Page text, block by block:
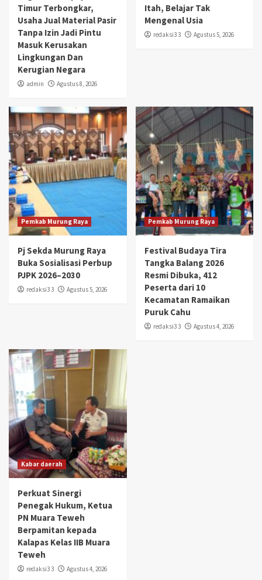
Timur Terbongkar,
Usaha Jual Material Pasir
Tanpa Izin Jadi Pintu
Masuk Kerusakan
Lingkungan Dan
Kerugian Negara
admin Agustus 8, 2026
Itah, Belajar Tak
Mengenal Usia
redaksi3 3 Agustus 5, 2026
Pemkab Murung Raya
Pj Sekda Murung Raya
Buka Sosialisasi Perbup
PJPK 2026–2030
redaksi3 3 Agustus 5, 2026
Pemkab Murung Raya
Festival Budaya Tira
Tangka Balang 2026
Resmi Dibuka, 412
Peserta dari 10
Kecamatan Ramaikan
Puruk Cahu
redaksi3 3 Agustus 4, 2026
Kabar daerah
Perkuat Sinergi
Penegak Hukum, Ketua
PN Muara Teweh
Berpamitan kepada
Kalapas Kelas IIB Muara
Teweh
redaksi3 3 Agustus 4, 2026